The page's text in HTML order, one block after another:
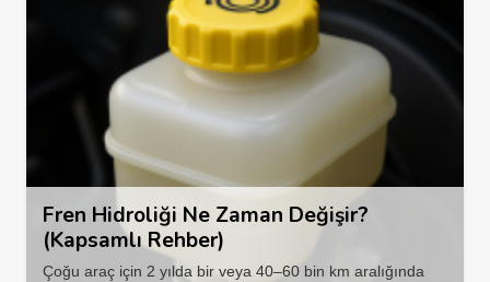
Fren Hidroliği Ne Zaman Değişir?
(Kapsamlı Rehber)
Çoğu araç için 2 yılda bir veya 40–60 bin km aralığında